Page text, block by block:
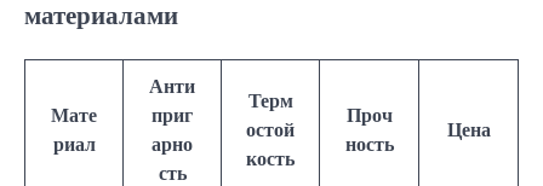
материалами
Мате
риал
Анти
приг
арно
сть
Терм
остой
кость
Проч
ность
Цена